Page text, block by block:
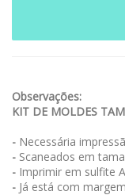
Observações:
KIT DE MOLDES
- Necessária
- Scaneados em
- Imprimir em sulfite
- Já está com